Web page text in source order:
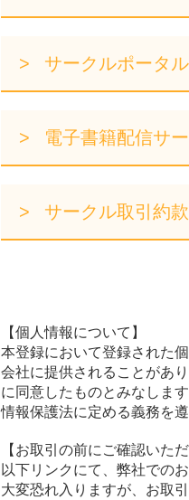
サークルポータ
電子書籍配信サ
サークル取引約款
【個人情報について】
本登録において登録された
会社に提供されることがあ
に同意したものとみなしま
情報保護法に定める義務を
【お取引の前にご確認いた
以下リンクにて、弊社での
大変恐れ入りますが、お取